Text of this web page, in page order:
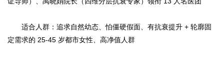
适合人群：追求自然幼态、怕僵硬假面、有抗衰提升 + 轮廓固
定需求的 25-45 岁都市女性、高净值人群